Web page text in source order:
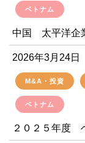
ベトナム
中国 太平洋企
2026年3月24日
M&A・投資
ベトナム
２０２５年度